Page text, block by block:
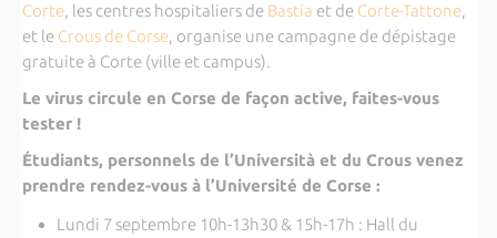
Corte, les centres hospitaliers de Bastia et de Corte-Tattone,
et le Crous de Corse, organise une campagne de dépistage
gratuite à Corte (ville et campus).
Le virus circule en Corse de façon active, faites-vous
tester !
Étudiants, personnels de l’Università et du Crous venez
prendre rendez-vous à l’Université de Corse :
Lundi 7 septembre 10h-13h30 & 15h-17h : Hall du